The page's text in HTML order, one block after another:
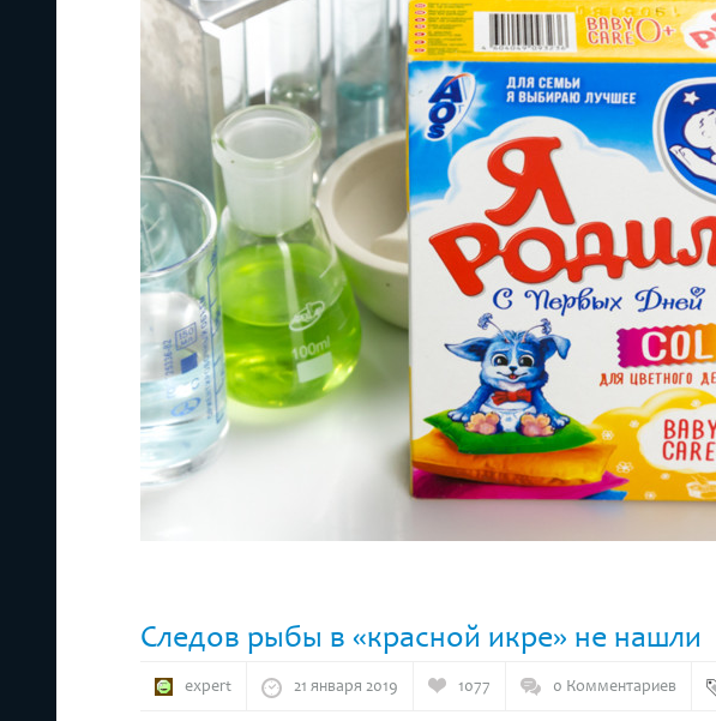
Следов рыбы в «красной икре» не нашли
expert 21 января 2019 1077 0 Комментариев